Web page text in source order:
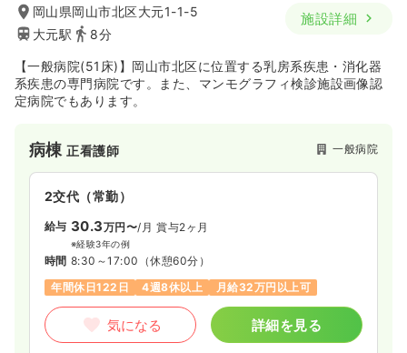
気になる
日勤のみ（パート）
給与 時給1,400〜1,500
時間
日祝休み
第二新卒可
気になる
介護・福祉系 正看護師
日勤のみ（常勤） 一時募集休止
第二新卒可 時給1,500円以上可
気になる 詳細を見る
給与 28.6〜34.1
時間 8:30～17:30
年間休日120日
第二新卒可
気になる
夜勤のみ（常勤） 一時募集休止
岡山県岡山市北区大元1-1-5
大元駅
8分
施設詳細
【一般病院(51床)】岡山市北区に位置する乳房系疾患・消化器
系疾患の専門病院です。また、マンモグラフィ検診施設画像認
定病院でもあります。
病棟正看護師 一般病院
2交代（常勤）
給与 30.3万円〜/月 賞与2ヶ月
※経験3年の例
時間 8:30～17:00 （休憩60分）
年間休日122日
4週8休以上 月給32万円以上可
気になる 詳細を見る